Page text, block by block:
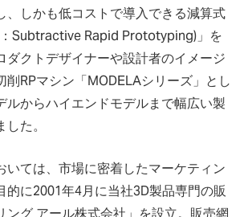
、しかも低コストで導入できる減算式
：Subtractive Rapid Prototyping)」を
ダクトデザイナーや設計者のイメージ
削RPマシン「MODELAシリーズ」とし
ルからハイエンドモデルまで幅広い製
た。
いては、市場に密着したマーケティン
的に2001年4月に当社3D製品専門の販
ング アール株式会社」を設立。販売網